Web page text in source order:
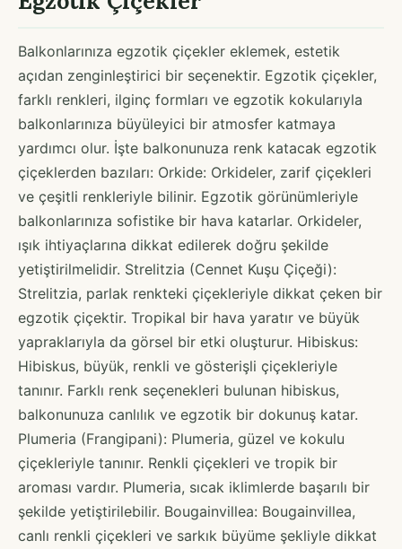
Balkonlarınıza egzotik çiçekler eklemek, estetik
açıdan zenginleştirici bir seçenektir. Egzotik çiçekler,
farklı renkleri, ilginç formları ve egzotik kokularıyla
balkonlarınıza büyüleyici bir atmosfer katmaya
yardımcı olur. İşte balkonunuza renk katacak egzotik
çiçeklerden bazıları: Orkide: Orkideler, zarif çiçekleri
ve çeşitli renkleriyle bilinir. Egzotik görünümleriyle
balkonlarınıza sofistike bir hava katarlar. Orkideler,
ışık ihtiyaçlarına dikkat edilerek doğru şekilde
yetiştirilmelidir. Strelitzia (Cennet Kuşu Çiçeği):
Strelitzia, parlak renkteki çiçekleriyle dikkat çeken bir
egzotik çiçektir. Tropikal bir hava yaratır ve büyük
yapraklarıyla da görsel bir etki oluşturur. Hibiskus:
Hibiskus, büyük, renkli ve gösterişli çiçekleriyle
tanınır. Farklı renk seçenekleri bulunan hibiskus,
balkonunuza canlılık ve egzotik bir dokunuş katar.
Plumeria (Frangipani): Plumeria, güzel ve kokulu
çiçekleriyle tanınır. Renkli çiçekleri ve tropik bir
aroması vardır. Plumeria, sıcak iklimlerde başarılı bir
şekilde yetiştirilebilir. Bougainvillea: Bougainvillea,
canlı renkli çiçekleri ve sarkık büyüme şekliyle dikkat